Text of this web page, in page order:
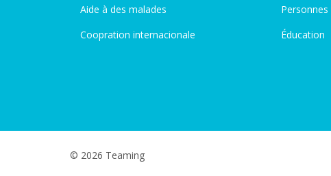
Aide à des malades
Coopration internacionale
Éducation
© 2026 Teaming